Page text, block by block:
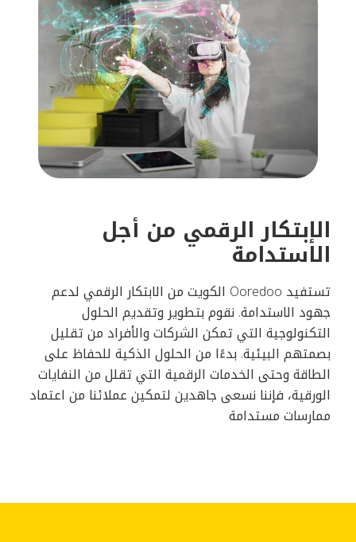
الإبتكار الرقمي من أجل
الاستدامة
تستفيد Ooredoo الكويت من الابتكار الرقمي لدعم
جهود الاستدامة. نقوم بتطوير وتقديم الحلول
التكنولوجية التي تمكن الشركات والأفراد من تقليل
بصمتهم البيئية. بدءًا من الحلول الذكية للحفاظ على
الطاقة وحتى الخدمات الرقمية التي تقلل من النفايات
الورقية، فإننا نسعى جاهدين لتمكين عملائنا من اعتماد
ممارسات مستدامة